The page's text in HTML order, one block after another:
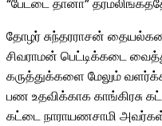
தோழர் சுந்தரராசன்
சிவராமன் பெட்டிக்கடை
கருத்துக்களை மேலும்
பண உதவிக்காக காங்கிரசு
கட்டை நாராயணசாமி